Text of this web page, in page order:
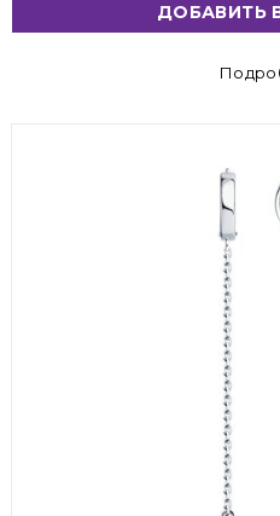
ДОБАВИТЬ